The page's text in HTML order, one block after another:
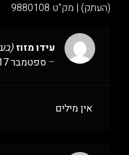
(העתק) | מק"ט 9880108
עידו מזוז
– ספטמבר 17, 2020
אין מילים